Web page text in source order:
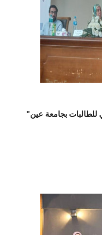
"هي تقود للجامعات"... برنامج تدريبي للطالبات بجامعة عين